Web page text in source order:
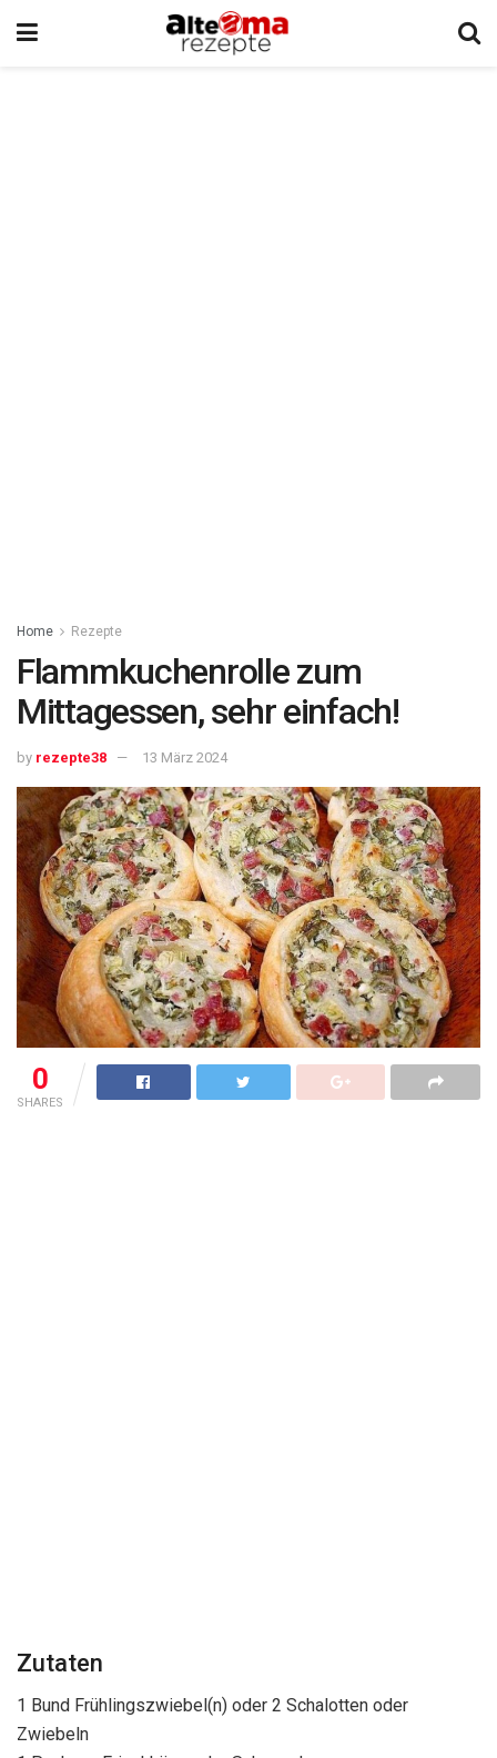
Home Rezepte
Flammkuchenrolle zum
Mittagessen, sehr einfach!
by rezepte38 13 März 2024
0
SHARES
Zutaten
1 Bund Frühlingszwiebel(n) oder 2 Schalotten oder
Zwiebeln